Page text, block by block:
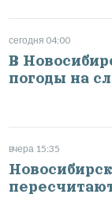
сегодня 04:00
В
погоды на
вчера 15:35